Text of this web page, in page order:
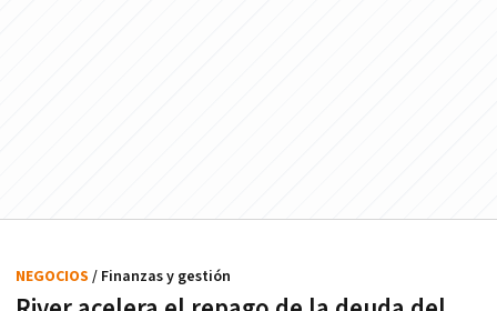
NEGOCIOS / Finanzas y gestión